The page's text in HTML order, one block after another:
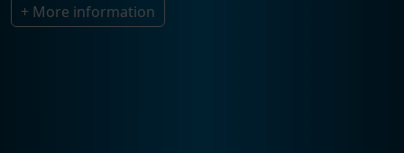
+ More information